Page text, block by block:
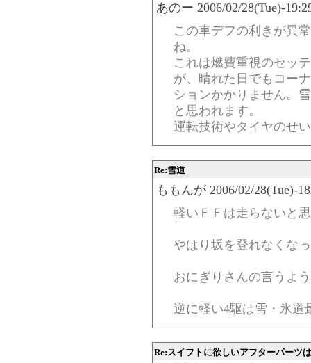
あのー 2006/02/28(Tue)-
この車デフの利きが異
ね。
これは燃費重視のセッ
が、晴れた日でもコー
ションかかりません。
と思われます。
運転技術やタイヤのせ
Re:雪道
ももんが 2006/02/28(Tue)-
軽いＦＦは走らないと
やはり坂を登れなくな
おにぎりさんの言うよ
逆に軽い4駆は雪・氷道
Re:スイフトに欲しいアフターパーツ